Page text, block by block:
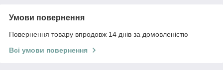
Умови повернення
Повернення товару впродовж 14 днів за домовленістю
Всі умови повернення